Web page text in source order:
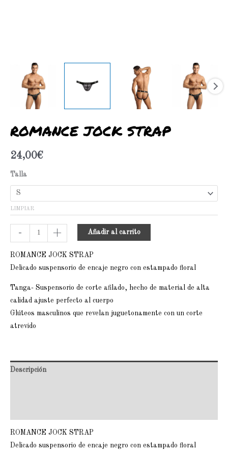
ROMANCE JOCK STRAP
24,00€
Talla
LIMPIAR
- + Añadir al carrito
ROMANCE JOCK STRAP
Delicado suspensorio de encaje negro con estampado floral
Tanga- Suspensorio de corte afilado, hecho de material de alta
calidad ajuste perfecto al cuerpo
Glúteos masculinos que revelan juguetonamente con un corte
atrevido
Descripción
ROMANCE JOCK STRAP
Delicado suspensorio de encaje negro con estampado floral